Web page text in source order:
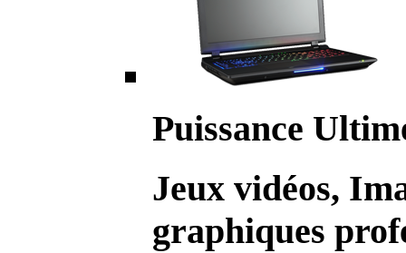
Puissance
Jeux vidéos,
graphiques